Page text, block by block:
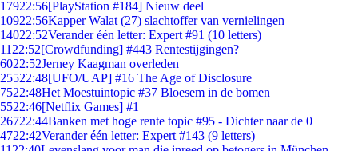
17922:56[PlayStation #184] Nieuw deel
10922:56Kapper Walat (27) slachtoffer van vernielingen
14022:52Verander één letter: Expert #91 (10 letters)
11 22:52[Crowdfunding] #443 Rentestijgingen?
6022:52Jerney Kaagman overleden
25522:48[UFO/UAP] #16 The Age of Disclosure
7522:48Het Moestuintopic #37 Bloesem in de bomen
5522:46[Netflix Games] #1
26722:44Banken met hoge rente topic #95 - Dichter naar de 0
4722:42Verander één letter: Expert #143 (9 letters)